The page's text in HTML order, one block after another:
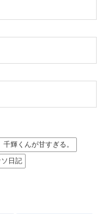
千輝くんが甘すぎる。
日記